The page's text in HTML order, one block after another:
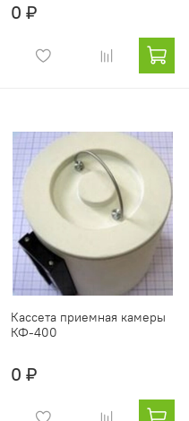
0 ₽
Кассета приемная камеры
КФ-400
0 ₽